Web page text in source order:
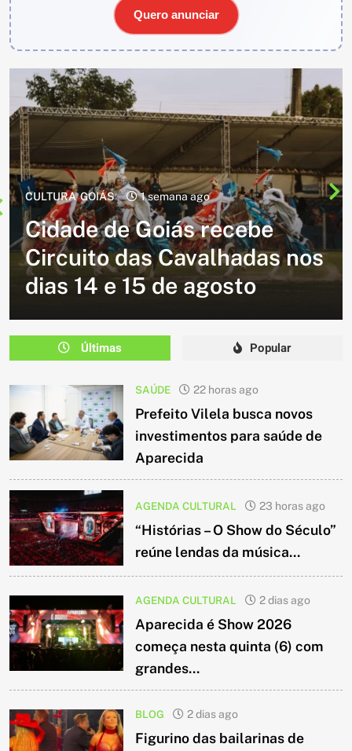
Quero anunciar
CULTURA 2 semanas ago
Cavalgada do Batom está de
volta e promete reunir
milhares de participantes
em Caldazinha
Últimas Popular
SAÚDE 22 horas ago
Prefeito Vilela busca novos
investimentos para saúde de
Aparecida
AGENDA CULTURAL 23 horas ago
“Histórias – O Show do Século”
reúne lendas da música...
AGENDA CULTURAL 2 dias ago
Aparecida é Show 2026
começa nesta quinta (6) com
grandes...
BLOG 2 dias ago
Figurino das bailarinas de